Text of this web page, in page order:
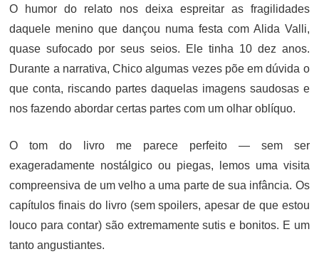
O humor do relato nos deixa espreitar as fragilidades
daquele menino que dançou numa festa com Alida Valli,
quase sufocado por seus seios. Ele tinha 10 dez anos.
Durante a narrativa, Chico algumas vezes põe em dúvida o
que conta, riscando partes daquelas imagens saudosas e
nos fazendo abordar certas partes com um olhar oblíquo.
O tom do livro me parece perfeito — sem ser
exageradamente nostálgico ou piegas, lemos uma visita
compreensiva de um velho a uma parte de sua infância. Os
capítulos finais do livro (sem spoilers, apesar de que estou
louco para contar) são extremamente sutis e bonitos. E um
tanto angustiantes.